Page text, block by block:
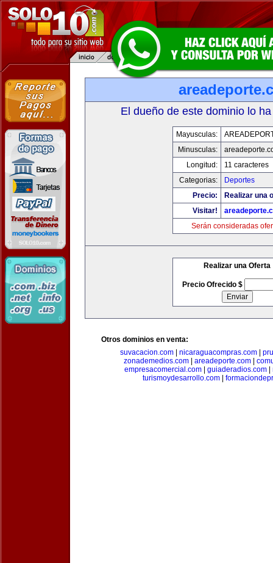
El dueño de este dominio lo
Mayusculas:
Minusculas:
Longitud:
11 caracteres
Categorias:
Deportes
Precio:
Realizar una
Visitar!
Serán consideradas
Realizar una Oferta
Precio Ofrecido $
Otros dominios en venta:
suvacacion.com| nicaraguacompras.com|
zonademedios.com| areadeporte.com|
empresacomercial.com| guiaderadios.com|
turismoydesarrollo.com